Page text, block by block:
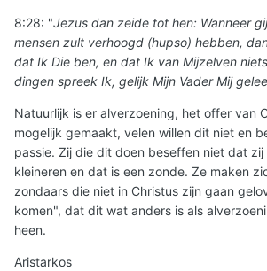
8:28: "Jezus dan zeide tot hen: Wanneer
mensen zult verhoogd (hupso) hebben,
dat Ik Die ben, en dat Ik van Mijzelven
dingen spreek Ik, gelijk Mijn Vader Mij
Natuurlijk is er alverzoening, het offer van
mogelijk gemaakt, velen willen dit niet en
passie. Zij die dit doen beseffen niet dat
kleineren en dat is een zonde. Ze maken
zondaars die niet in Christus zijn gaan
komen", dat dit wat anders is als
heen.
Aristarkos